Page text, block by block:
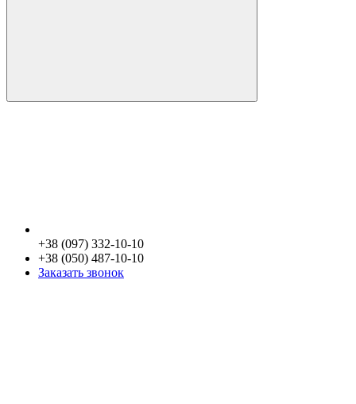
+38 (097) 332-10-10
+38 (050) 487-10-10
Заказать звонок